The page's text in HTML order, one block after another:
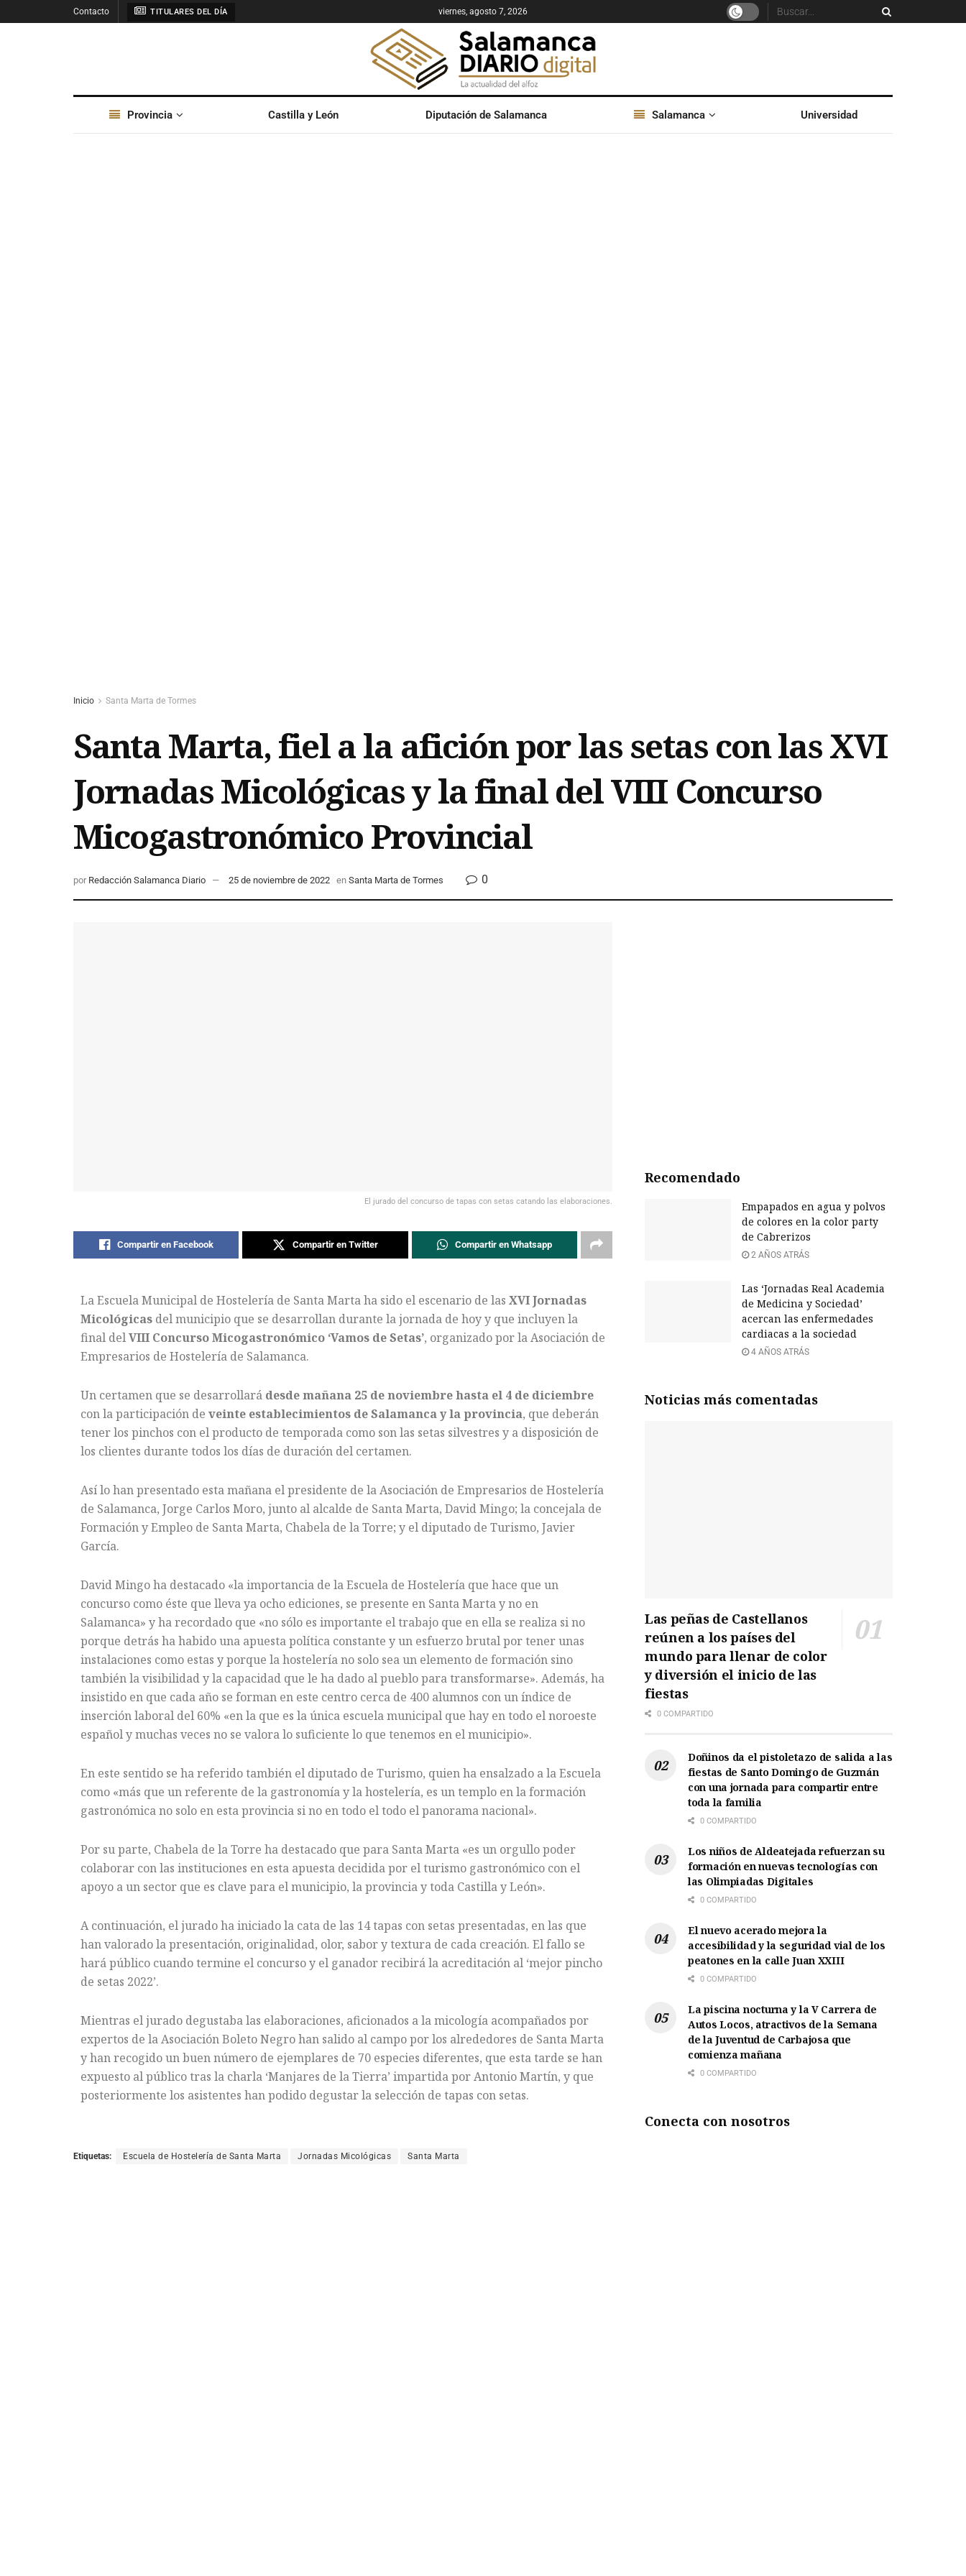
Contacto TITULARES DEL DÍA viernes, agosto 7, 2026
Provincia Castilla y León Diputación de Salamanca Salamanca Universidad
Inicio Santa Marta de Tormes
Santa Marta, fiel a la afición por las setas con las XVI
Jornadas Micológicas y la final del VIII Concurso
Micogastronómico Provincial
por Redacción Salamanca Diario 25 de noviembre de 2022 en Santa Marta de Tormes 0
El jurado del concurso de tapas con setas catando las elaboraciones.
Compartir en Facebook Compartir en Twitter Compartir en Whatsapp
La Escuela Municipal de Hostelería de Santa Marta ha sido el escenario de las XVI Jornadas
Micológicas del municipio que se desarrollan durante la jornada de hoy y que incluyen la
final delVIII Concurso Micogastronómico ‘Vamos de Setas’, organizado por la Asociación de
Empresarios de Hostelería de Salamanca.
Un certamen que se desarrollará desde mañana 25 de noviembre hasta el 4 de diciembre
con la participación de veinte establecimientos de Salamanca y la provincia, que deberán
tener los pinchos con el producto de temporada como son las setas silvestres y a disposición de
los clientes durante todos los días de duración del certamen.
Así lo han presentado esta mañana el presidente de la Asociación de Empresarios de Hostelería
de Salamanca, Jorge Carlos Moro, junto al alcalde de Santa Marta, David Mingo; la concejala de
Formación y Empleo de Santa Marta, Chabela de la Torre; y el diputado de Turismo, Javier
García.
David Mingo ha destacado «la importancia de la Escuela de Hostelería que hace que un
concurso como éste que lleva ya ocho ediciones, se presente en Santa Marta y no en
Salamanca» y ha recordado que «no sólo es importante el trabajo que en ella se realiza si no
porque detrás ha habido una apuesta política constante y un esfuerzo brutal por tener unas
instalaciones como estas y porque la hostelería no solo sea un elemento de formación sino
también la visibilidad y la capacidad que le ha dado al pueblo para transformarse». Además, ha
insistido en que cada año se forman en este centro cerca de 400 alumnos con un índice de
inserción laboral del 60% «en la que es la única escuela municipal que hay en todo el noroeste
español y muchas veces no se valora lo suficiente lo que tenemos en el municipio».
En este sentido se ha referido también el diputado de Turismo, quien ha ensalzado a la Escuela
como «más que un referente de la gastronomía y la hostelería, es un templo en la formación
gastronómica no solo en esta provincia si no en todo el todo el panorama nacional».
Por su parte, Chabela de la Torre ha destacado que para Santa Marta «es un orgullo poder
colaborar con las instituciones en esta apuesta decidida por el turismo gastronómico con el
apoyo a un sector que es clave para el municipio, la provincia y toda Castilla y León».
A continuación, el jurado ha iniciado la cata de las 14 tapas con setas presentadas, en las que
han valorado la presentación, originalidad, olor, sabor y textura de cada creación. El fallo se
hará público cuando termine el concurso y el ganador recibirá la acreditación al ‘mejor pincho
de setas 2022’.
Mientras el jurado degustaba las elaboraciones, aficionados a la micología acompañados por
expertos de la Asociación Boleto Negro han salido al campo por los alrededores de Santa Marta
y han recogido un buen número de ejemplares de 70 especies diferentes, que esta tarde se han
expuesto al público tras la charla ‘Manjares de la Tierra’ impartida por Antonio Martín, y que
posteriormente los asistentes han podido degustar la selección de tapas con setas.
Etiquetas: Escuela de Hostelería de Santa Marta Jornadas Micológicas Santa Marta
Recomendado
Empapados en agua y polvos
de colores en la color party
de Cabrerizos
2 AÑOS ATRÁS
Las ‘Jornadas Real Academia
de Medicina y Sociedad’
acercan las enfermedades
cardiacas a la sociedad
4 AÑOS ATRÁS
Noticias más comentadas
Las peñas de Castellanos
reúnen a los países del
mundo para llenar de color
y diversión el inicio de las
fiestas
0 COMPARTIDO
Doñinos da el pistoletazo de salida a las
fiestas de Santo Domingo de Guzmán
con una jornada para compartir entre
toda la familia
0 COMPARTIDO
Los niños de Aldeatejada refuerzan su
formación en nuevas tecnologías con
las Olimpiadas Digitales
0 COMPARTIDO
El nuevo acerado mejora la
accesibilidad y la seguridad vial de los
peatones en la calle Juan XXIII
0 COMPARTIDO
La piscina nocturna y la V Carrera de
Autos Locos, atractivos de la Semana
de la Juventud de Carbajosa que
comienza mañana
0 COMPARTIDO
Conecta con nosotros